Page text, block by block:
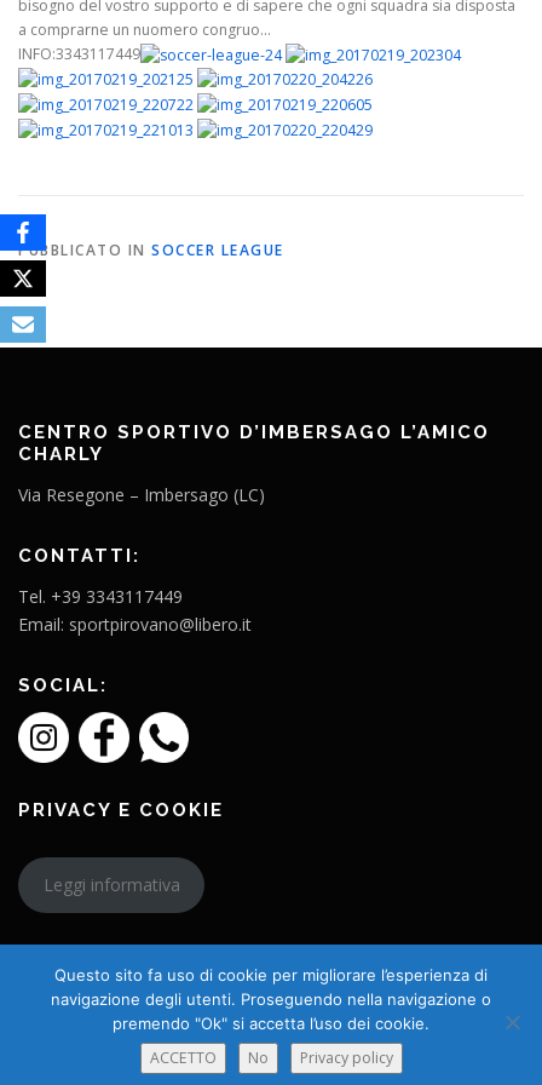
bisogno del vostro supporto e di sapere che ogni squadra sia disposta
a comprarne un nuomero congruo…
INFO:3343117449
PUBBLICATO IN SOCCER LEAGUE
CENTRO SPORTIVO D’IMBERSAGO L’AMICO
CHARLY
Via Resegone – Imbersago (LC)
CONTATTI:
Tel. +39 3343117449
Email: sportpirovano@libero.it
SOCIAL:
PRIVACY E COOKIE
Leggi informativa
Copyright © 2026 L'Amico Charly
Questo sito fa uso di cookie per migliorare l’esperienza di
navigazione degli utenti. Proseguendo nella navigazione o
premendo "Ok" si accetta l’uso dei cookie.
ACCETTO No Privacy policy